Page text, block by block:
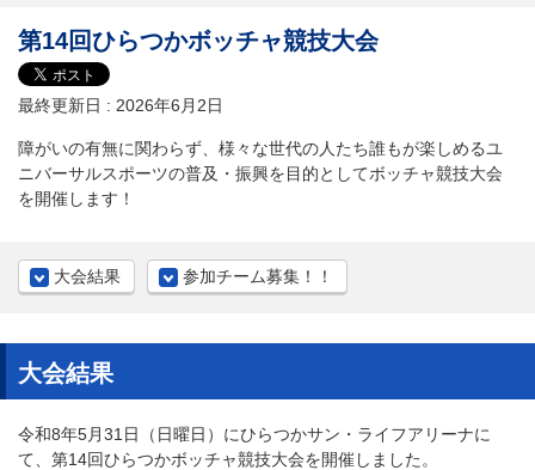
第14回ひらつかボッチャ競技大会
最終更新日 : 2026年6月2日
障がいの有無に関わらず、様々な世代の人たち誰もが楽しめるユ
ニバーサルスポーツの普及・振興を目的としてボッチャ競技大会
を開催します！
大会結果 参加チーム募集！！
大会結果
令和8年5月31日（日曜日）にひらつかサン・ライフアリーナに
て、第14回ひらつかボッチャ競技大会を開催しました。